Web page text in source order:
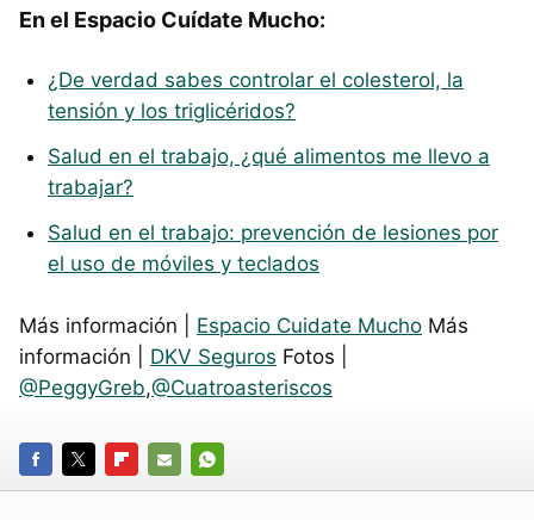
En el Espacio Cuídate Mucho:
¿De verdad sabes controlar el colesterol, la
tensión y los triglicéridos?
Salud en el trabajo, ¿qué alimentos me llevo a
trabajar?
Salud en el trabajo: prevención de lesiones por
el uso de móviles y teclados
Más información | Espacio Cuidate Mucho Más
información | DKV Seguros Fotos |
@PeggyGreb,@Cuatroasteriscos
FACEBOOK
TWITTERFLIPBOARD
E-
WHATSAPP